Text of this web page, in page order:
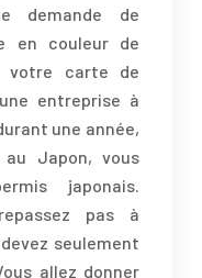
demande de
en couleur de
votre carte de
entreprise à
une année,
Japon, vous
japonais.
pas à
seulement
allez donner